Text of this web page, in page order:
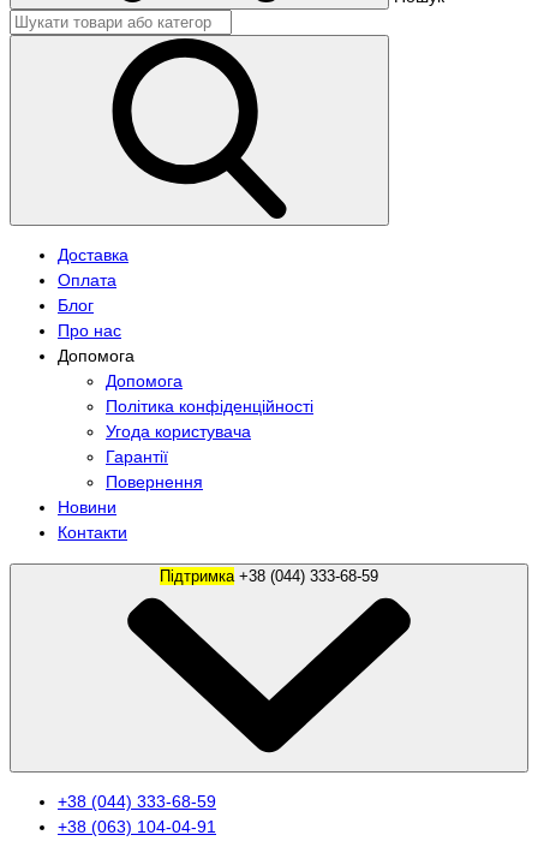
Доставка
Оплата
Блог
Про нас
Допомога
Допомога
Політика конфіденційності
Угода користувача
Гарантії
Повернення
Новини
Контакти
Підтримка
+38 (044) 333-68-59
+38 (063) 104-04-91